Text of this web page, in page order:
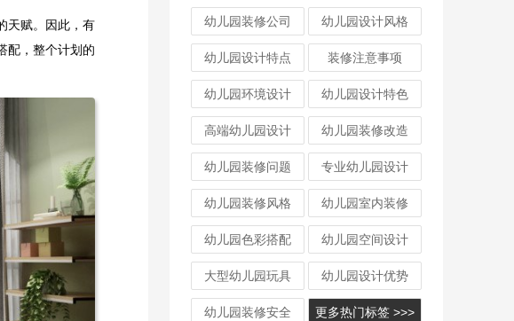
天赋。因此，有
配，整个计划的
幼儿园装修公司 幼儿园设计风格
幼儿园设计特点 装修注意事项
幼儿园环境设计 幼儿园设计特色
高端幼儿园设计 幼儿园装修改造
幼儿园装修问题 专业幼儿园设计
幼儿园装修风格 幼儿园室内装修
幼儿园色彩搭配 幼儿园空间设计
大型幼儿园玩具 幼儿园设计优势
幼儿园装修安全 更多热门标签 >>>